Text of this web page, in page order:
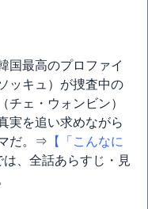
国最高のプロファイ
ッキュ）が捜査中の
チェ・ウォンビン）
実を追い求めながら
だ。⇒ 【「こんなに
は、全話あらすじ・見